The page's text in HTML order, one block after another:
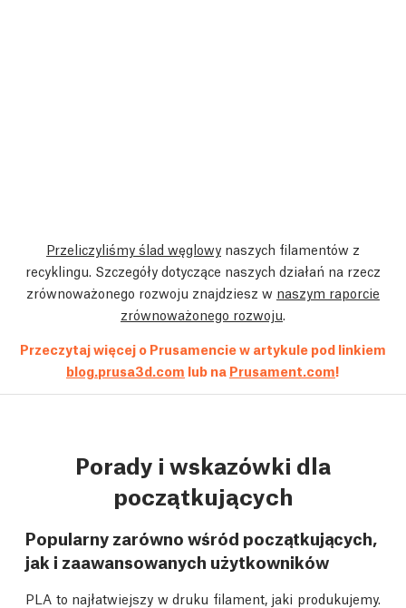
Przeliczyliśmy ślad węglowy naszych filamentów z
recyklingu. Szczegóły dotyczące naszych działań na rzecz
zrównoważonego rozwoju znajdziesz w naszym raporcie
zrównoważonego rozwoju
Przeczytaj więcej o Prusamencie w artykule pod linkiem
blog.prusa3d.com lub na Prusament.com!
Porady i wskazówki dla
początkujących
Popularny zarówno wśród początkujących,
jak i zaawansowanych użytkowników
PLA to najłatwiejszy w druku filament, jaki produkujemy.